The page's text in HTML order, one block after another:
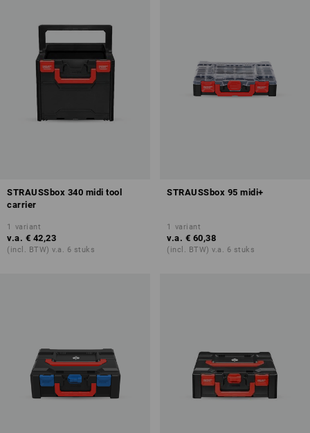
STRAUSSbox 340 midi tool
carrier
1 variant
v.a. € 42,23
(incl. BTW) v.a. 6 stuks
STRAUSSbox 95 midi+
1 variant
v.a. € 60,38
(incl. BTW) v.a. 6 stuks